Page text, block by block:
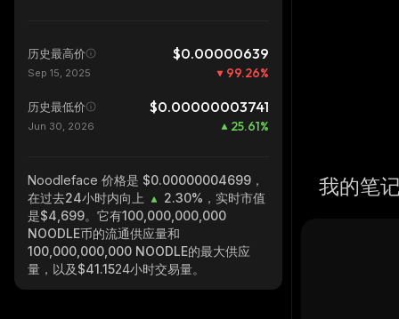
历史最高价 $0.00000639
Sep 15, 2025 99.26%
历史最低价 $0.00000003741
Jun 30, 2026 25.61%
Noodleface 价格是 $0.00000004699，
在过去24小时内向上
2.30% ，实时市值
是$4,699。它有100,000,000,000
NOODLE币的流通供应量和
100,000,000,000 NOODLE的最大供应
量，以及$41.1524小时交易量。
我的笔